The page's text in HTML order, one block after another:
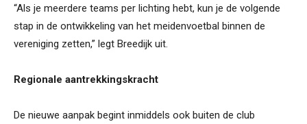
“Als je meerdere teams per lichting hebt, kun je de volgende
stap in de ontwikkeling van het meidenvoetbal binnen de
vereniging zetten,” legt Breedijk uit.
Regionale aantrekkingskracht
De nieuwe aanpak begint inmiddels ook buiten de club